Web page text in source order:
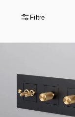
Filtre